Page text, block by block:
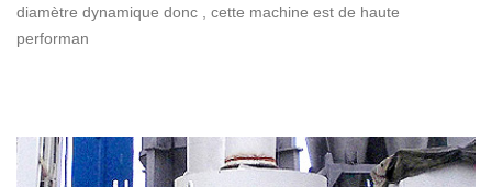
diamètre dynamique donc , cette machine est de haute
performan